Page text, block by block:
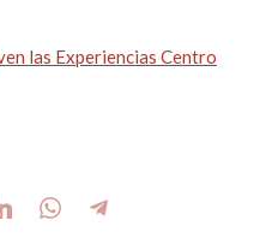
las Experiencias Centro